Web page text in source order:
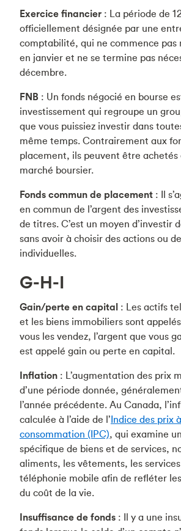
Exercice financier : La période de
officiellement désignée par une
comptabilité, qui ne commence pas
en janvier et ne se termine pas
décembre.
FNB : Un fonds négocié en bourse
investissement qui regroupe un
que vous puissiez investir dans
même temps. Contrairement aux
placement, ils peuvent être achetés
marché boursier.
Fonds commun de placement : Il
en commun de l’argent des
de titres. C’est un moyen d’investir
sans avoir à choisir des actions ou
individuelles.
G-H-I
Gain/perte en capital : Les actifs
et les biens immobiliers sont
vous les vendez, l’argent que vous
est appelé gain ou perte en capital.
Inflation : L’augmentation des prix
d’une période donnée,
l’année précédente. Au Canada,
calculée à l’aide de l’Indice des prix
consommation (IPC), qui examine
spécifique de biens et de services,
aliments, les vêtements, les
téléphonie mobile afin de refléter
du coût de la vie.
Insuffisance de fonds : Il y a une